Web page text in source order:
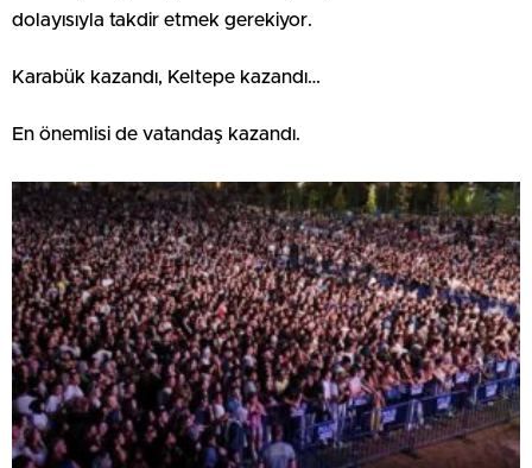
dolayısıyla takdir etmek gerekiyor.
Karabük kazandı, Keltepe kazandı…
En önemlisi de vatandaş kazandı.